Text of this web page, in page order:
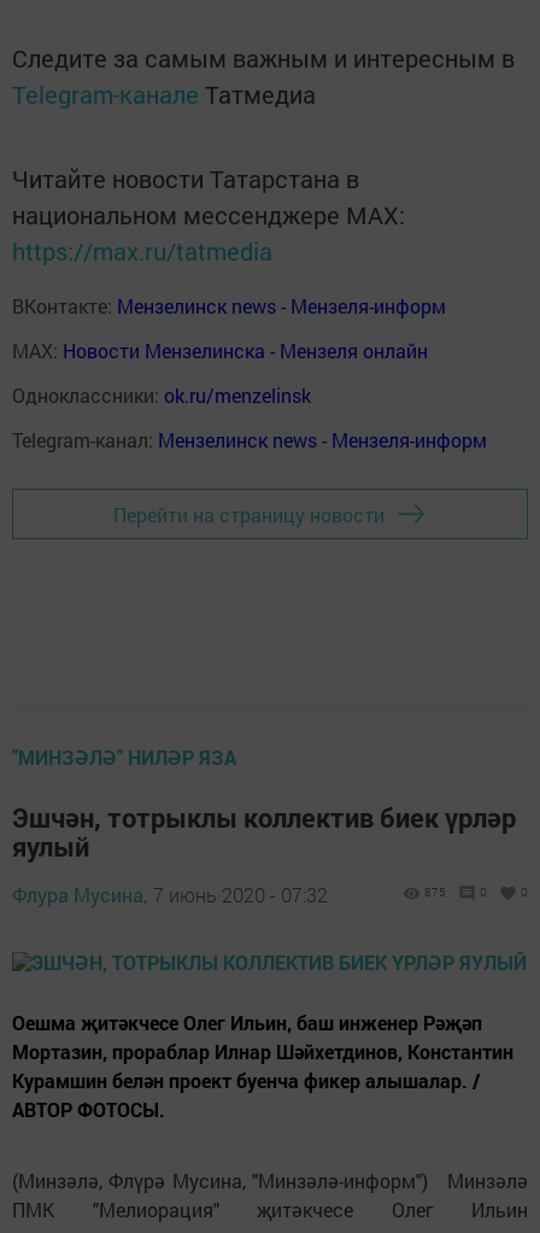
Следите за самым важным и интересным в
Telegram-канале Татмедиа
Читайте новости Татарстана в
национальном мессенджере MАХ:
https://max.ru/tatmedia
ВКонтакте: Мензелинск news - Мензеля-информ
MAX: Новости Мензелинска - Мензеля онлайн
Одноклассники: ok.ru/menzelinsk
Telegram-канал: Мензелинск news - Мензеля-информ
Перейти на страницу новости
"МИНЗӘЛӘ" НИЛӘР ЯЗА
Эшчән, тотрыклы коллектив биек үрләр
яулый
Флура Мусина, 7 июнь 2020 - 07:32 875 0 0
Оешма җитәкчесе Олег Ильин, баш инженер Рәҗәп
Мортазин, прораблар Илнар Шәйхетдинов, Константин
Курамшин белән проект буенча фикер алышалар. /
АВТОР ФОТОСЫ.
(Минзәлә, Флүрә Мусина, "Минзәлә-информ") Минзәлә
ПМК "Мелиорация" җитәкчесе Олег Ильин